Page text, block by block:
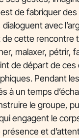
de fabriquer
avec
de cette rencontre
malaxer, pétrir,
de départ de ces
Pendant
à un temps
le groupe,
engagent le
et